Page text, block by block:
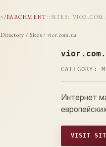
~/PARCHMENT :: SITES::
Directory / Sites / vior.com.ua
CATEGORY:
Интернет
VISIT